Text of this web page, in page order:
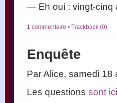
— Eh oui : vingt-cinq
1 commentaire • Trackback (0)
Enquête
Par Alice, samedi 18
Les questions sont ici